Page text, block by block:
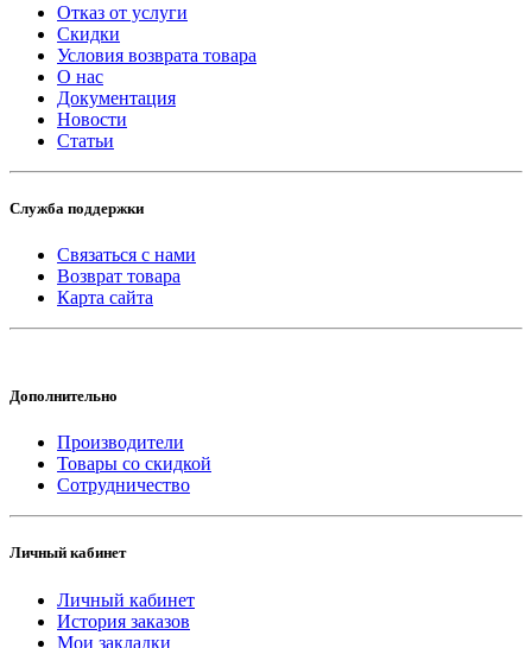
Отказ от услуги
Скидки
Условия возврата товара
О нас
Документация
Новости
Статьи
Служба поддержки
Связаться с нами
Возврат товара
Карта сайта
Дополнительно
Производители
Товары со скидкой
Сотрудничество
Личный кабинет
Личный кабинет
История заказов
Мои закладки